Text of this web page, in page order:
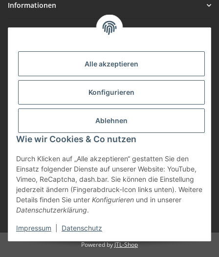
Alle akzeptieren
Konfigurieren
Ablehnen
Wie wir Cookies & Co nutzen
Durch Klicken auf „Alle akzeptieren“ gestatten Sie den
Einsatz folgender Dienste auf unserer Website: YouTube,
Vimeo, ReCaptcha, dash.bar. Sie können die Einstellung
jederzeit ändern (Fingerabdruck-Icon links unten). Weitere
Details finden Sie unter Konfigurieren und in unserer
Datenschutzerklärung.
Impressum Datenschutz
Informationen
Gute Preis/Leistung
viele Zahlungsarten
Günstige Versandkosten
Zahlungsarten
Powered byJTL-Shop